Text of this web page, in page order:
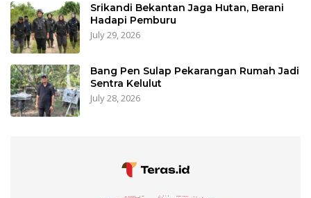
Srikandi Bekantan Jaga Hutan, Berani
Hadapi Pemburu
July 29, 2026
Bang Pen Sulap Pekarangan Rumah Jadi
Sentra Kelulut
July 28, 2026